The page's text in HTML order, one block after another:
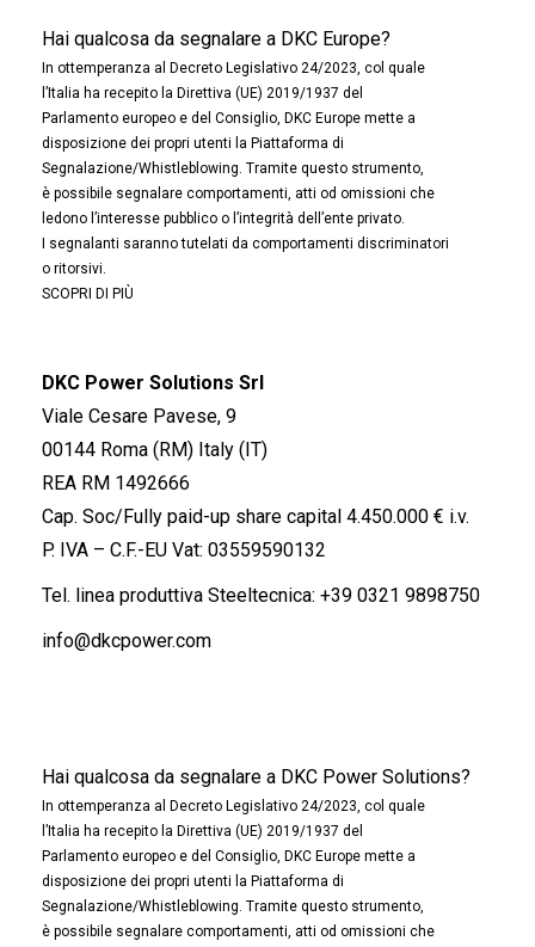
Hai qualcosa da segnalare a DKC Europe?
In ottemperanza al Decreto Legislativo 24/2023, col quale
l’Italia ha recepito la Direttiva (UE) 2019/1937 del
Parlamento europeo e del Consiglio, DKC Europe mette a
disposizione dei propri utenti la Piattaforma di
Segnalazione/Whistleblowing. Tramite questo strumento,
è possibile segnalare comportamenti, atti od omissioni che
ledono l’interesse pubblico o l’integrità dell’ente privato.
I segnalanti saranno tutelati da comportamenti discriminatori
o ritorsivi.
SCOPRI DI PIÙ
DKC Power Solutions Srl
Viale Cesare Pavese, 9
00144 Roma (RM) Italy (IT)
REA RM 1492666
Cap. Soc/Fully paid-up share capital 4.450.000 € i.v.
P. IVA – C.F.-EU Vat: 03559590132
Tel. linea produttiva Steeltecnica: +39 0321 9898750
info@dkcpower.com
Hai qualcosa da segnalare a DKC Power Solutions?
In ottemperanza al Decreto Legislativo 24/2023, col quale
l’Italia ha recepito la Direttiva (UE) 2019/1937 del
Parlamento europeo e del Consiglio, DKC Europe mette a
disposizione dei propri utenti la Piattaforma di
Segnalazione/Whistleblowing. Tramite questo strumento,
è possibile segnalare comportamenti, atti od omissioni che